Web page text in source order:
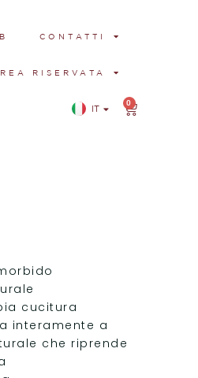
CONTATTI
RISERVATA
IT
EN
0
cucitura
interamente a
che riprende